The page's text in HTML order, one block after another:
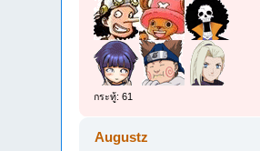
กระทู้: 61
Augustz